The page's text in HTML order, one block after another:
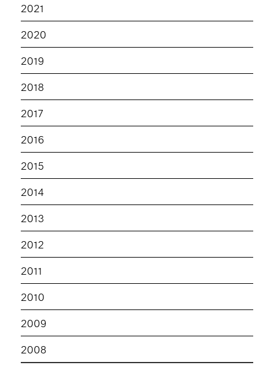
2021
2020
2019
2018
2017
2016
2015
2014
2013
2012
2011
2010
2009
2008